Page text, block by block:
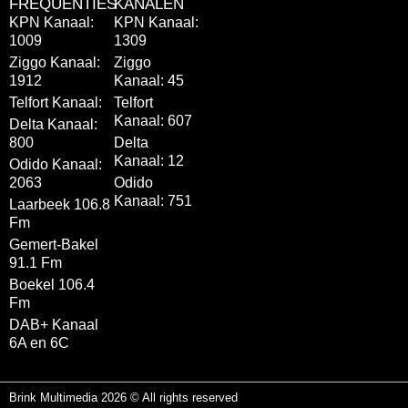
FREQUENTIES
KPN Kanaal:
1009
Ziggo Kanaal:
1912
Telfort Kanaal:
Delta Kanaal:
800
Odido Kanaal:
2063
Laarbeek 106.8
Fm
Gemert-Bakel
91.1 Fm
Boekel 106.4
Fm
DAB+ Kanaal
6A en 6C
KANALEN
KPN Kanaal:
1309
Ziggo
Kanaal: 45
Telfort
Kanaal: 607
Delta
Kanaal: 12
Odido
Kanaal: 751
Brink Multimedia 2026 © All rights reserved